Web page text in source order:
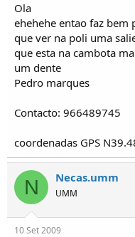
Ola
ehehehe entao faz
que ver na poli uma
que esta na cambota
um dente
Pedro marques
Contacto: 966489745
coordenadas GPS
N Necas.umm
UMM
10 Set 2009